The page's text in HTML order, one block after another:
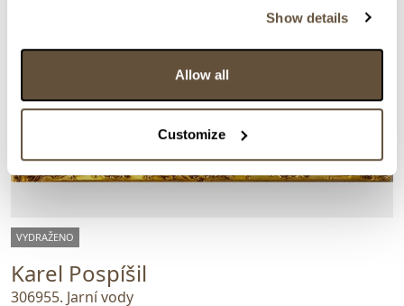
Show details
Allow all
Customize
VYDRAŽENO
Karel Pospíšil
306955. Jarní vody